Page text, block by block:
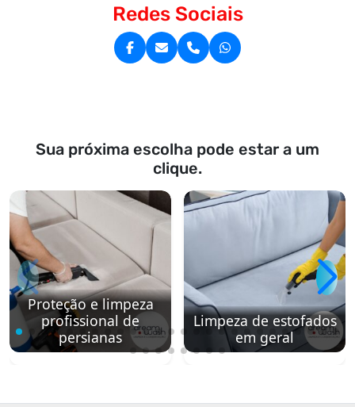
Redes Sociais
Sua próxima escolha pode estar a um
clique.
Proteção e limpeza
profissional de
persianas
Limpeza de estofados
em geral